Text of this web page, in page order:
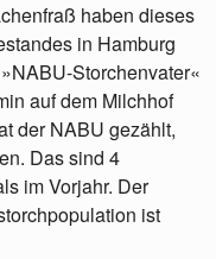
haben dieses
in Hamburg
Storchenvater«
auf dem Milchhof
der NABU gezählt,
Das sind 4
im Vorjahr. Der
ist